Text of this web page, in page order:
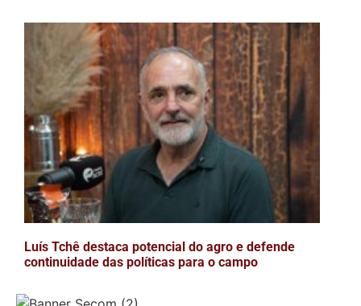
Luís Tchê destaca potencial do agro e defende
continuidade das políticas para o campo